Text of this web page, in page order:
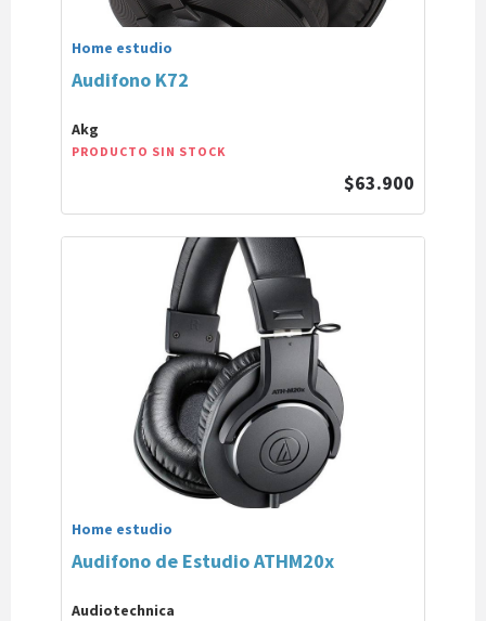
Home estudio
Audifono K72
Akg
PRODUCTO SIN STOCK
$63.900
Home estudio
Audifono de Estudio ATHM20x
Audiotechnica